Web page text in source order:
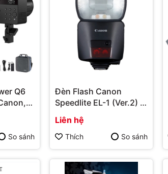
Q6
So sánh
Đèn Flash Canon
Speedlite EL-1 (Ver.2) -
Liên hệ
Thích So sánh